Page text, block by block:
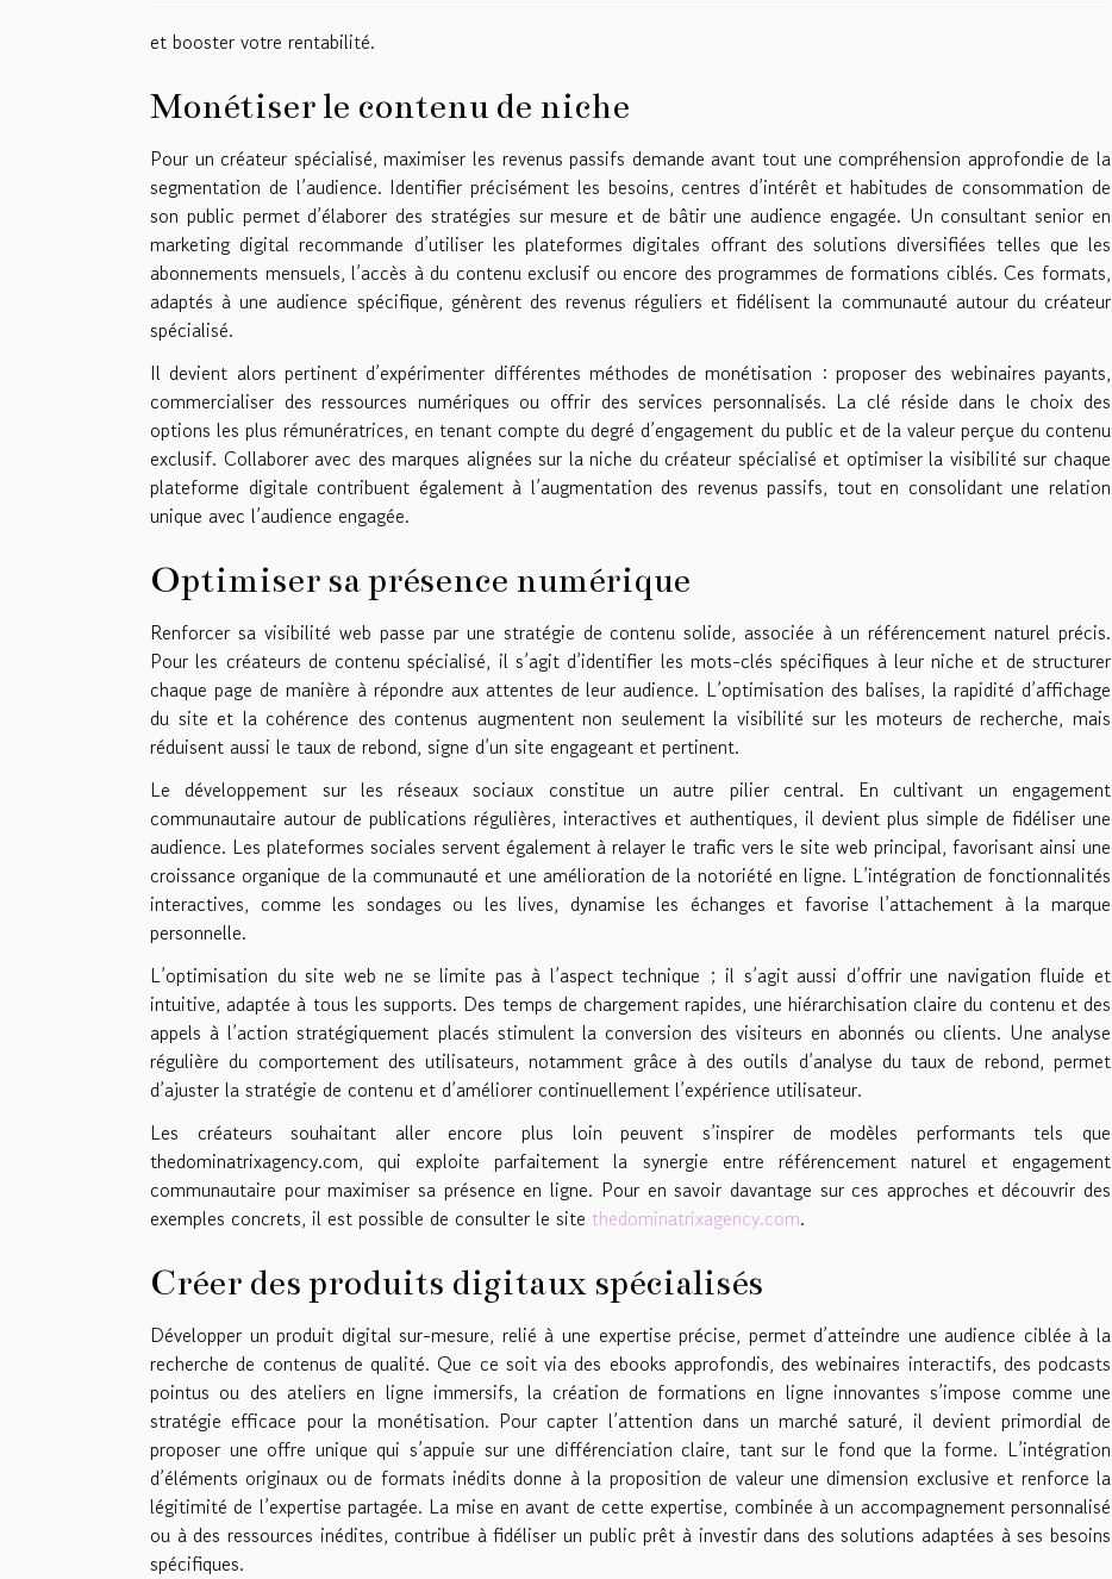
et booster votre rentabilité.
Monétiser le contenu de niche
Pour un créateur spécialisé, maximiser les revenus passifs demande avant tout une compréhension approfondie de la
segmentation de l’audience. Identifier précisément les besoins, centres d’intérêt et habitudes de consommation de
son public permet d’élaborer des stratégies sur mesure et de bâtir une audience engagée. Un consultant senior en
marketing digital recommande d’utiliser les plateformes digitales offrant des solutions diversifiées telles que les
abonnements mensuels, l’accès à du contenu exclusif ou encore des programmes de formations ciblés. Ces formats,
adaptés à une audience spécifique, génèrent des revenus réguliers et fidélisent la communauté autour du créateur
spécialisé.
Il devient alors pertinent d’expérimenter différentes méthodes de monétisation : proposer des webinaires payants,
commercialiser des ressources numériques ou offrir des services personnalisés. La clé réside dans le choix des
options les plus rémunératrices, en tenant compte du degré d’engagement du public et de la valeur perçue du contenu
exclusif. Collaborer avec des marques alignées sur la niche du créateur spécialisé et optimiser la visibilité sur chaque
plateforme digitale contribuent également à l’augmentation des revenus passifs, tout en consolidant une relation
unique avec l’audience engagée.
Optimiser sa présence numérique
Renforcer sa visibilité web passe par une stratégie de contenu solide, associée à un référencement naturel précis.
Pour les créateurs de contenu spécialisé, il s’agit d’identifier les mots-clés spécifiques à leur niche et de structurer
chaque page de manière à répondre aux attentes de leur audience. L’optimisation des balises, la rapidité d’affichage
du site et la cohérence des contenus augmentent non seulement la visibilité sur les moteurs de recherche, mais
réduisent aussi le taux de rebond, signe d’un site engageant et pertinent.
Le développement sur les réseaux sociaux constitue un autre pilier central. En cultivant un engagement
communautaire autour de publications régulières, interactives et authentiques, il devient plus simple de fidéliser une
audience. Les plateformes sociales servent également à relayer le trafic vers le site web principal, favorisant ainsi une
croissance organique de la communauté et une amélioration de la notoriété en ligne. L’intégration de fonctionnalités
interactives, comme les sondages ou les lives, dynamise les échanges et favorise l’attachement à la marque
personnelle.
L’optimisation du site web ne se limite pas à l’aspect technique ; il s’agit aussi d’offrir une navigation fluide et
intuitive, adaptée à tous les supports. Des temps de chargement rapides, une hiérarchisation claire du contenu et des
appels à l’action stratégiquement placés stimulent la conversion des visiteurs en abonnés ou clients. Une analyse
régulière du comportement des utilisateurs, notamment grâce à des outils d’analyse du taux de rebond, permet
d’ajuster la stratégie de contenu et d’améliorer continuellement l’expérience utilisateur.
Les créateurs souhaitant aller encore plus loin peuvent s’inspirer de modèles performants tels que
thedominatrixagency.com, qui exploite parfaitement la synergie entre référencement naturel et engagement
communautaire pour maximiser sa présence en ligne. Pour en savoir davantage sur ces approches et découvrir des
exemples concrets, il est possible de consulter le site thedominatrixagency.com.
Créer des produits digitaux spécialisés
Développer un produit digital sur-mesure, relié à une expertise précise, permet d’atteindre une audience ciblée à la
recherche de contenus de qualité. Que ce soit via des ebooks approfondis, des webinaires interactifs, des podcasts
pointus ou des ateliers en ligne immersifs, la création de formations en ligne innovantes s’impose comme une
stratégie efficace pour la monétisation. Pour capter l’attention dans un marché saturé, il devient primordial de
proposer une offre unique qui s’appuie sur une différenciation claire, tant sur le fond que la forme. L’intégration
d’éléments originaux ou de formats inédits donne à la proposition de valeur une dimension exclusive et renforce la
légitimité de l’expertise partagée. La mise en avant de cette expertise, combinée à un accompagnement personnalisé
ou à des ressources inédites, contribue à fidéliser un public prêt à investir dans des solutions adaptées à ses besoins
spécifiques.